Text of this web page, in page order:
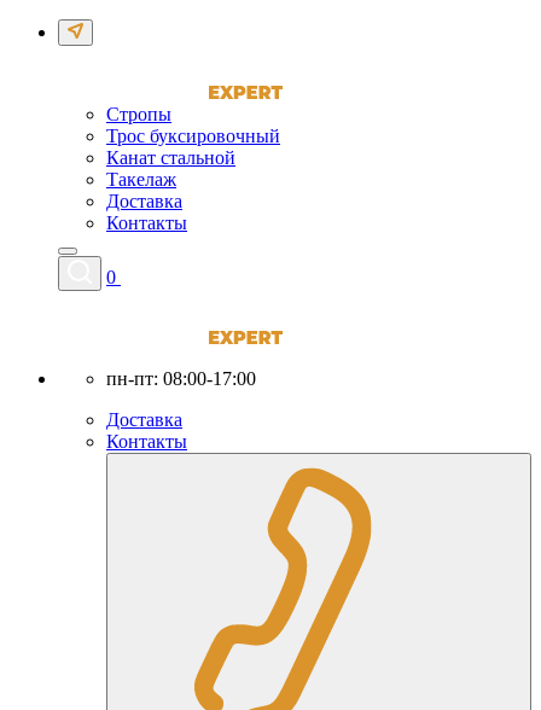
Стропы
Трос буксировочный
Канат стальной
Такелаж
Доставка
Контакты
0
пн-пт: 08:00-17:00
Доставка
Контакты